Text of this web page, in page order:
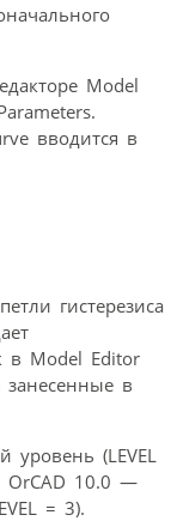
Model
вводится в
гистерезиса
в Model Editor
занесенные в
уровень (LEVEL
OrCAD 10.0 —
= 3).